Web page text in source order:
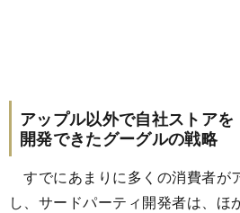
アップル以外で自社ストアを
開発できたグーグルの戦略
すでにあまりに多くの消費者が
し、サードパーティ開発者は、ほ